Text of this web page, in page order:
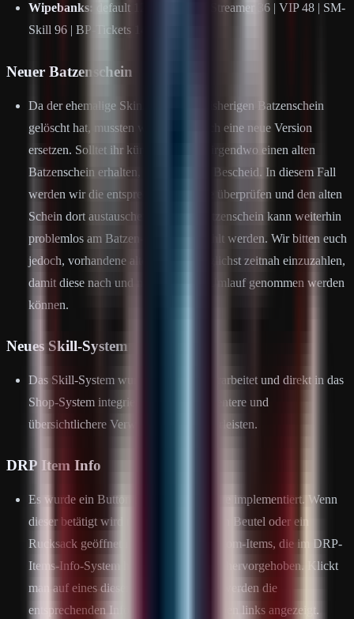
Wipebanks:
default 12 | Steam 24 | Streamer 36 | VIP 48 | SM-
Skill 96 | BP-Tickets 144 (später)
Neuer Batzenschein
Da der ehemalige Skinner unseren bisherigen Batzenschein
gelöscht hat, mussten wir diesen durch eine neue Version
ersetzen. Solltet ihr künftig dennoch irgendwo einen alten
Batzenschein erhalten, gebt uns bitte Bescheid. In diesem Fall
werden wir die entsprechende Quelle überprüfen und den alten
Schein dort austauschen. Der alte Batzenschein kann weiterhin
problemlos am Batzen-ATM eingezahlt werden. Wir bitten euch
jedoch, vorhandene alte Scheine möglichst zeitnah einzuzahlen,
damit diese nach und nach aus dem Umlauf genommen werden
können.
Neues Skill-System
Das Skill-System wurde komplett überarbeitet und direkt in das
Shop-System integriert, um eine effizientere und
übersichtlichere Verwaltung zu gewährleisten.
DRP Item Info
Es wurde ein Button auf der linken Seite implementiert. Wenn
dieser betätigt wird und das Inventar, ein Beutel oder ein
Rucksack geöffnet ist, werden alle Custom-Items, die im DRP-
Items-Info-System hinterlegt sind, grün hervorgehoben. Klickt
man auf eines dieser markierten Items, werden die
entsprechenden Informationen direkt oben links angezeigt.